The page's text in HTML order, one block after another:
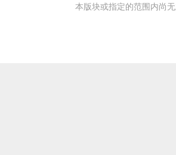
本版块或指定的范围内尚